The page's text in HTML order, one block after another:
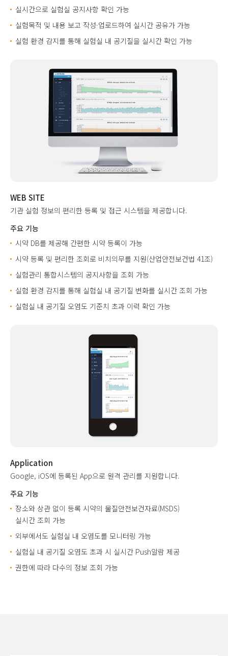
실시간으로 실험실 공지사항 확인 가능
실험목적 및 내용 보고 작성·업로드하여 실시간 공유가 가능
실험 환경 감지를 통해 실험실 내 공기질을 실시간 확인 가능
WEB SITE
기관 실험 정보의 편리한 등록 및 접근 시스템을 제공합니다.
주요 기능
시약 DB를 제공해 간편한 시약 등록이 가능
시약 등록 및 편리한 조회로 비치의무를 지원(산업안전보건법 41조)
실험관리 통합시스템의 공지사항을 조회 가능
실험 환경 감지를 통해 실험실 내 공기질 변화를 실시간 조회 가능
실험실 내 공기질 오염도 기준치 초과 이력 확인 가능
Application
Google, iOS에 등록된 App으로 원격 관리를 지원합니다.
주요 기능
장소와 상관 없이 등록 시약의 물질안전보건자료(MSDS)
실시간 조회 가능
외부에서도 실험실 내 오염도를 모니터링 가능
실험실 내 공기질 오염도 초과 시 실시간 Push알람 제공
권한에 따라 다수의 정보 조회 가능